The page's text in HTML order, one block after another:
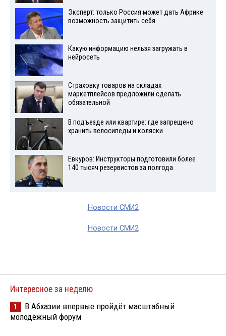
Эксперт: только Россия может дать Африке
возможность защитить себя
Какую информацию нельзя загружать в
нейросеть
Страховку товаров на складах
маркетплейсов предложили сделать
обязательной
В подъезде или квартире: где запрещено
хранить велосипеды и коляски
Евкуров: Инструкторы подготовили более
140 тысяч резервистов за полгода
Новости СМИ2
Новости СМИ2
Интересное за неделю
1
В Абхазии впервые пройдёт масштабный
молодёжный форум